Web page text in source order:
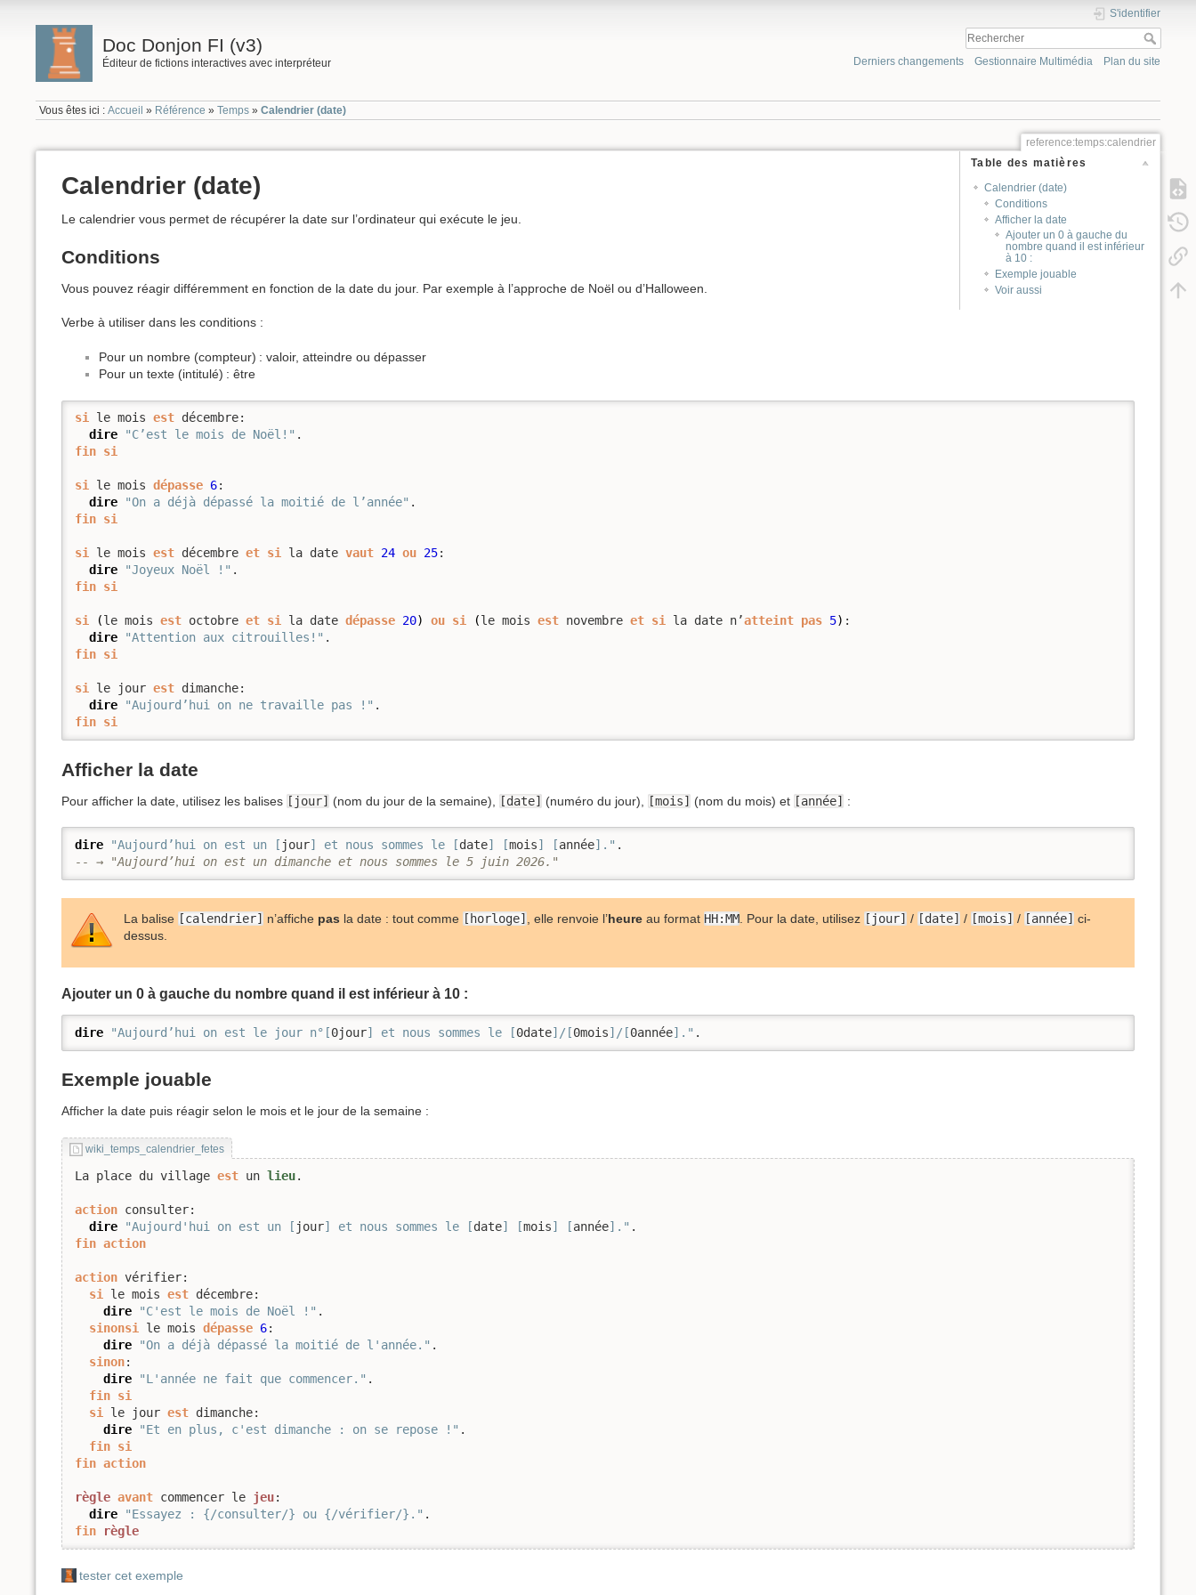
Doc Donjon FI (v3)
Éditeur de fictions interactives avec interpréteur
S'identifier
Derniers changements Gestionnaire Multimédia Plan du site
Vous êtes ici :Accueil » Référence »Temps »Calendrier (date)
reference:temps:calendrier
Table des matières
Calendrier (date)
Conditions
Afficher la date
Ajouter un 0 à gauche du
nombre quand il est inférieur
à 10 :
Exemple jouable
Voir aussi
Calendrier (date)
Le calendrier vous permet de récupérer la date sur l’ordinateur qui exécute le jeu.
Conditions
Vous pouvez réagir différemment en fonction de la date du jour. Par exemple à l’approche de Noël ou d’Halloween.
Verbe à utiliser dans les conditions :
Pour un nombre (compteur) : valoir, atteindre ou dépasser
Pour un texte (intitulé) : être
si le mois est décembre:
dire
"C’est le mois de Noël!"
fin si
si le mois dépasse 6:
dire
"On a déjà dépassé la moitié de l’année"
fin si
si le mois est décembre et si la date vaut 24 ou 25:
dire
"Joyeux Noël !"
fin si
si (le mois est octobre et si la date dépasse 20) ou si (le mois est novembre et si la date n’atteint pas 5) :
dire
"Attention aux citrouilles!"
fin si
si le jour est dimanche:
dire
"Aujourd’hui on ne travaille pas !"
fin si
Afficher la date
Pour afficher la date, utilisez les balises [jour] (nom du jour de la semaine), [date] (numéro du jour), [mois] (nom du mois) et [année] :
dire "Aujourd’hui on est un [ jour] et nous sommes le [date] [mois] [année]."
-- → "Aujourd’hui on est un dimanche et nous sommes le 5 juin 2026."
La balise [calendrier] n’affiche pas la date : tout comme [horloge] , elle renvoie l’heure au format HH:MM . Pour la date, utilisez [jour] / [date] / [mois] / [année] ci-
dessus.
Ajouter un 0 à gauche du nombre quand il est inférieur à 10 :
dire "Aujourd’hui on est le jour n°[0jour] et nous sommes le [0date]/[0mois]/[0année]." .
Exemple jouable
Afficher la date puis réagir selon le mois et le jour de la semaine :
wiki_temps_calendrier_fetes
La place du village est un lieu.
action consulter:
dire
"Aujourd'hui on est un [ jour] et nous sommes le [date] [mois] [année]."
fin action
action vérifier:
si le mois est décembre:
dire
"C'est le mois de Noël !" .
sinonsi le mois dépasse 6:
dire
"On a déjà dépassé la moitié de l'année." .
sinon:
dire
"L'année ne fait que commencer." .
fin si
si le jour est dimanche:
dire
"Et en plus, c'est dimanche : on se repose !" .
fin si
fin action
règle avant commencer le jeu:
dire
"Essayez : {/consulter/} ou {/vérifier/}."
fin
règle
tester cet exemple